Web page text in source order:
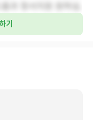
기